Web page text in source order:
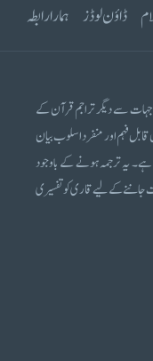
ڈاؤن لوڈز ہمارا رابطہ
جہات سے دیگر تراجم قرآن کے
قابل فہم اور منفرد اسلوب بیان
یہ ترجمہ ہونے کے باوجود
جاننے کے لیے قاری کو تفسیری